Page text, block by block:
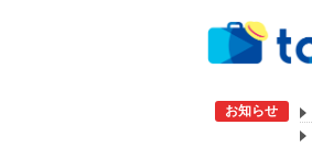
お知らせ